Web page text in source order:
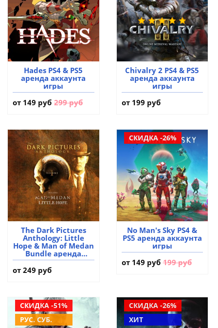
Hades PS4 & PS5
аренда аккаунта
игры
от 149 руб 299 руб
Chivalry 2 PS4 & PS5
аренда аккаунта
игры
от 199 руб
The Dark Pictures
Anthology: Little
Hope & Man of Medan
Bundle аренда
аккаунта игры
от 249 руб
СКИДКА -26%
No Man's Sky PS4 &
PS5 аренда аккаунта
игры
от 149 руб 199 руб
СКИДКА -51%
РУС. СУБ.
СКИДКА -26%
ХИТ